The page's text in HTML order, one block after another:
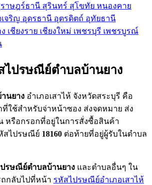
าษฎร์ธานี สุรินทร์ สุโขทัย หนองคาย
จริญ อุดรธานี อุตรดิตถ์ อุทัยธานี
เชียงราย เชียงใหม่ เพชรบุรี เพชรบูรณ์
ไปรษณีย์ตำบลบ้านยาง
นยาง อำเภอเสาไห้ จังหวัดสระบุรี คือ
ที่ใช้สำหรับจ่าหน้าซอง ส่งจดหมาย ส่ง
หรือกรอกที่อยู่ในการสั่งซื้อสินค้า
สไปรษณีย์ 18160 ต่อท้ายที่อยู่ผู้รับในตำบล
รษณีย์ตำบลบ้านยาง และตำบลอื่นๆ ใน
ถกลับไปที่หน้า รหัสไปรษณีย์อำเภอเสาไห้